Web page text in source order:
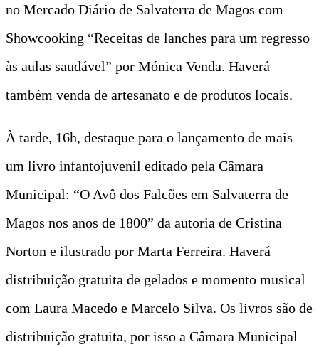
no Mercado Diário de Salvaterra de Magos com
Showcooking “Receitas de lanches para um regresso
às aulas saudável” por Mónica Venda. Haverá
também venda de artesanato e de produtos locais.
À tarde, 16h, destaque para o lançamento de mais
um livro infantojuvenil editado pela Câmara
Municipal: “O Avô dos Falcões em Salvaterra de
Magos nos anos de 1800” da autoria de Cristina
Norton e ilustrado por Marta Ferreira. Haverá
distribuição gratuita de gelados e momento musical
com Laura Macedo e Marcelo Silva. Os livros são de
distribuição gratuita, por isso a Câmara Municipal